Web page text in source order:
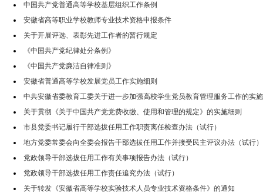
中国共产党普通高等学校基层组织工作条例
安徽省高等职业学校教师专业技术资格申报条件
关于开展评选、表彰先进工作者的暂行规定
《中国共产党纪律处分条例》
《中国共产党廉洁自律准则》
安徽省普通高等学校发展党员工作实施细则
中共安徽省委教育工委关于进一步加强高校学生党员教育管理服务工作的实
关于贯彻《关于中国共产党党费收缴、使用和管理的规定》的实施细则
市县党委书记履行干部选拔任用工作职责离任检查办法（试行）
地方党委常委会向全委会报告干部选拔任用工作并接受民主评议办法（试行）
党政领导干部选拔任用工作有关事项报告办法（试行）
党政领导干部选拔任用工作责任追究办法（试行）
关于转发《安徽省高等学校实验技术人员专业技术资格条件》的通知